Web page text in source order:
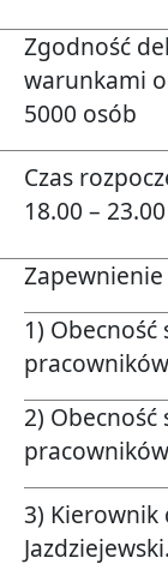
Zgodność
warunkami
5000 osób
Czas
18.00 – 23.00
Zapewnienie
1)
pracowników
2)
pracowników
3) Kierownik
Jazdziejewski.